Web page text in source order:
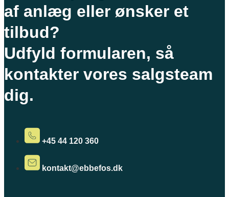
af anlæg eller ønsker et
tilbud?
Udfyld formularen, så
kontakter vores salgsteam
dig.
+45 44 120 360
kontakt@ebbefos.dk